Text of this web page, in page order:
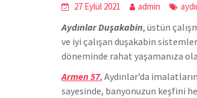
27 Eylül 2021 admin
Aydınlar Duşakabin, üstün
ve iyi çalışan duşakabin
döneminde rahat yaşamanıza
Armen 57, Aydınlar’da
sayesinde, banyonuzun keşfini